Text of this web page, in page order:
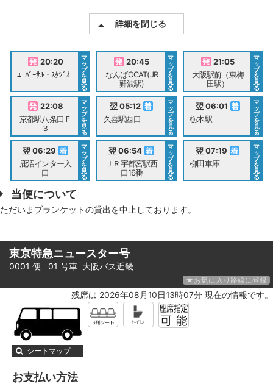
詳細を閉じる
20:20
ﾕﾆﾊﾞｰｻﾙ・ｽﾀｼﾞｵ
マ
ッ
プ
を
見
る
20:45
なんばOCAT(JR
難波駅)
マ
ッ
プ
を
見
る
21:05
大阪駅前（東梅
田駅）
マ
ッ
プ
を
見
る
22:08
京都駅八条口Ｆ
３
マ
ッ
プ
を
見
る
翌 05:12
久喜駅西口
マ
ッ
プ
を
見
る
翌 06:01
栃木駅
マ
ッ
プ
を
見
る
翌 06:29
鹿沼インター入
口
マ
ッ
プ
を
見
る
翌 06:54
ＪＲ宇都宮駅西
口16番
マ
ッ
プ
を
見
る
翌 07:19
柳田車庫
マ
ッ
プ
を
見
る
当便について
ただいまブランケットの貸出を中止しております。
東京特急ニュースター号
0001 便 01 号車 大阪バス近畿
★お気に入り路線に登録
残席は 2026年08月10日13時07分 現在の情報です。
シートマップ
お支払い方法